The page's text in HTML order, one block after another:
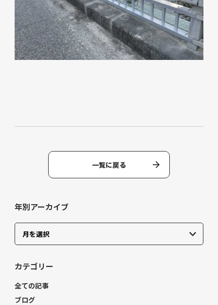
一覧に戻る
年別アーカイブ
カテゴリー
全ての記事
ブログ